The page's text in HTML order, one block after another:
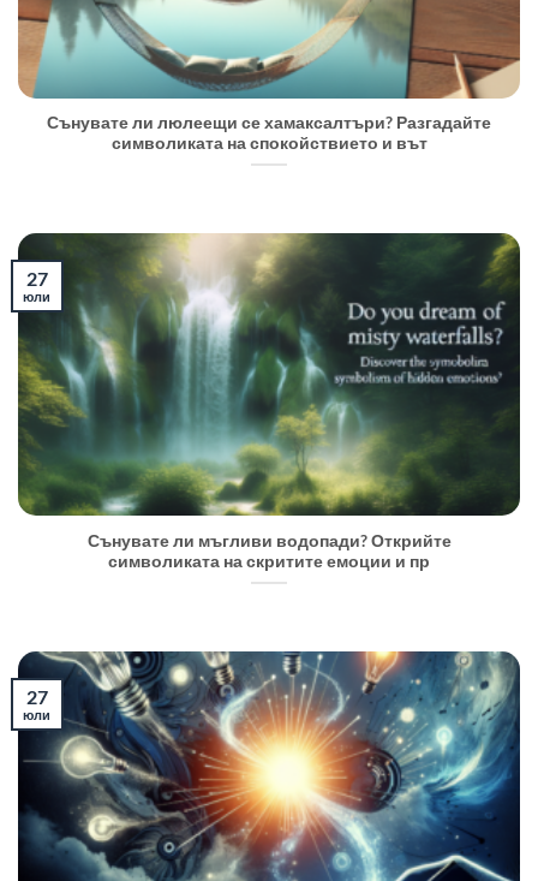
Сънувате ли люлеещи се хамаксалтъри? Разгадайте
символиката на спокойствието и вът
Сънувате ли мъгливи водопади? Открийте
символиката на скритите емоции и пр
27
юли
27
юли